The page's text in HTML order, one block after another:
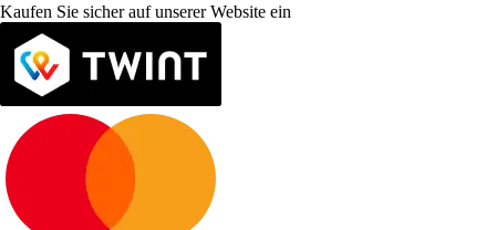
Kaufen Sie sicher auf unserer Website ein